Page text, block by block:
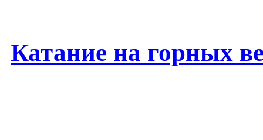
Катание на горных